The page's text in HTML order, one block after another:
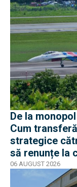
De la
Cum
strategice
să renunțe la
06 AUGUST 2026